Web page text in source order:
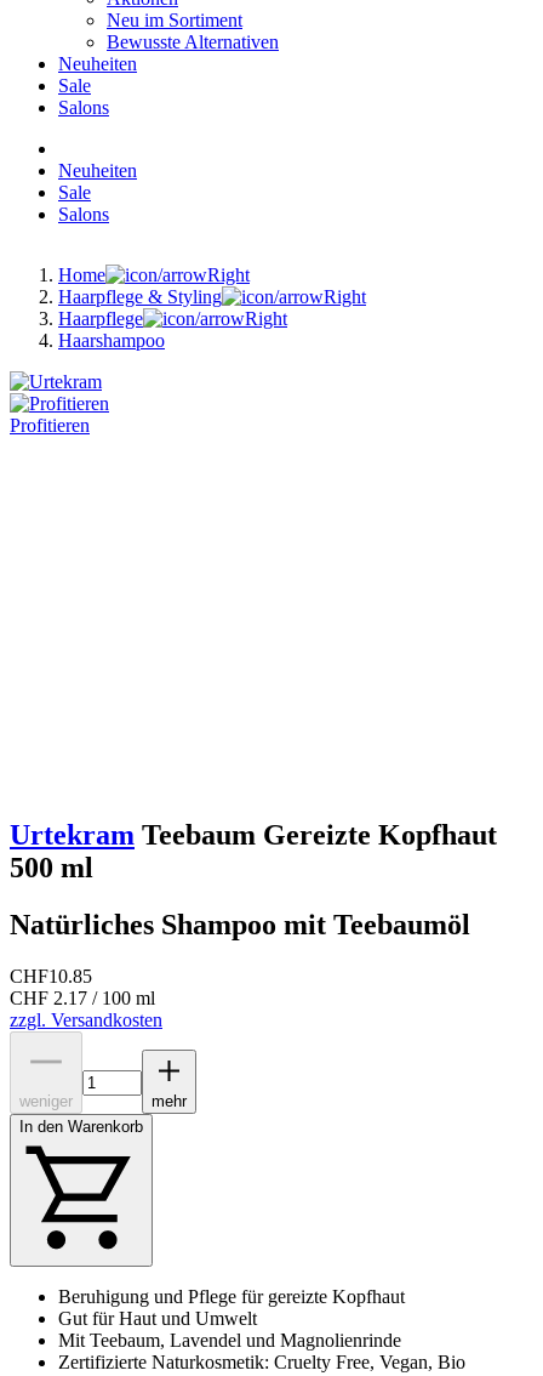
Neu im Sortiment
Bewusste Alternativen
Neuheiten
Sale
Salons
Neuheiten
Sale
Salons
Home
Haarpflege & Styling
Haarpflege
Haarshampoo
Profitieren
Urtekram Teebaum Gereizte Kopfhaut
500 ml
Natürliches Shampoo mit Teebaumöl
CHF10.85
CHF 2.17 / 100 ml
zzgl. Versandkosten
weniger
mehr
In den Warenkorb
Beruhigung und Pflege für gereizte Kopfhaut
Gut für Haut und Umwelt
Mit Teebaum, Lavendel und Magnolienrinde
Zertifizierte Naturkosmetik: Cruelty Free, Vegan, Bio